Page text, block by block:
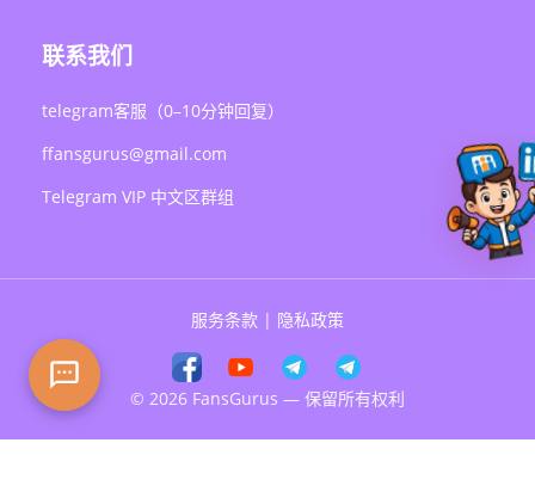
联系我们
telegram客服（0–10分钟回复）
ffansgurus@gmail.com
Telegram VIP 中文区群组
服务条款 | 隐私政策
© 2026 FansGurus — 保留所有权利